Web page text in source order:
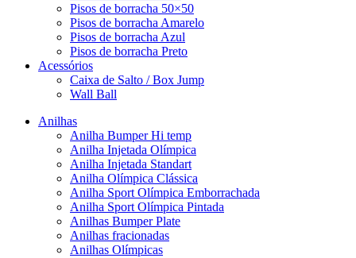
Pisos de borracha 50×50
Pisos de borracha Amarelo
Pisos de borracha Azul
Pisos de borracha Preto
Acessórios
Caixa de Salto / Box Jump
Wall Ball
Anilhas
Anilha Bumper Hi temp
Anilha Injetada Olímpica
Anilha Injetada Standart
Anilha Olímpica Clássica
Anilha Sport Olímpica Emborrachada
Anilha Sport Olímpica Pintada
Anilhas Bumper Plate
Anilhas fracionadas
Anilhas Olímpicas